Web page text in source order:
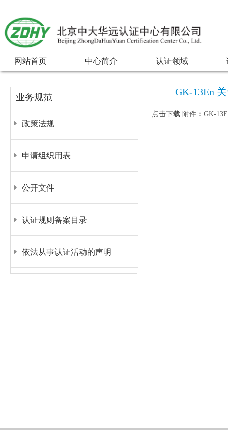
网站首页 中心简介 认证领域
GK-13En
点击下载附件：GK-
业务规范
政策法规
申请组织用表
公开文件
认证规则备案目录
依法从事认证活动的声明